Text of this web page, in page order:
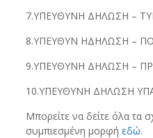
7.ΥΠΕΥΘΥΝΗ ΔΗΛΩΣΗ –
8.ΥΠΕΥΘΥΝ ΗΔΗΛΩΣΗ –
9.ΥΠΕΥΘΥΝΗ ΔΗΛΩΣΗ –
10.ΥΠΕΥΘΥΝΗ ΔΗΛΩΣΗ
Μπορείτε να δείτε όλα τα
συμπιεσμένη μορφή εδώ.